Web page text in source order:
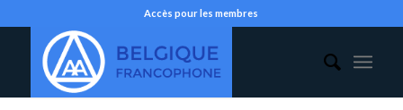
Accès pour les membres